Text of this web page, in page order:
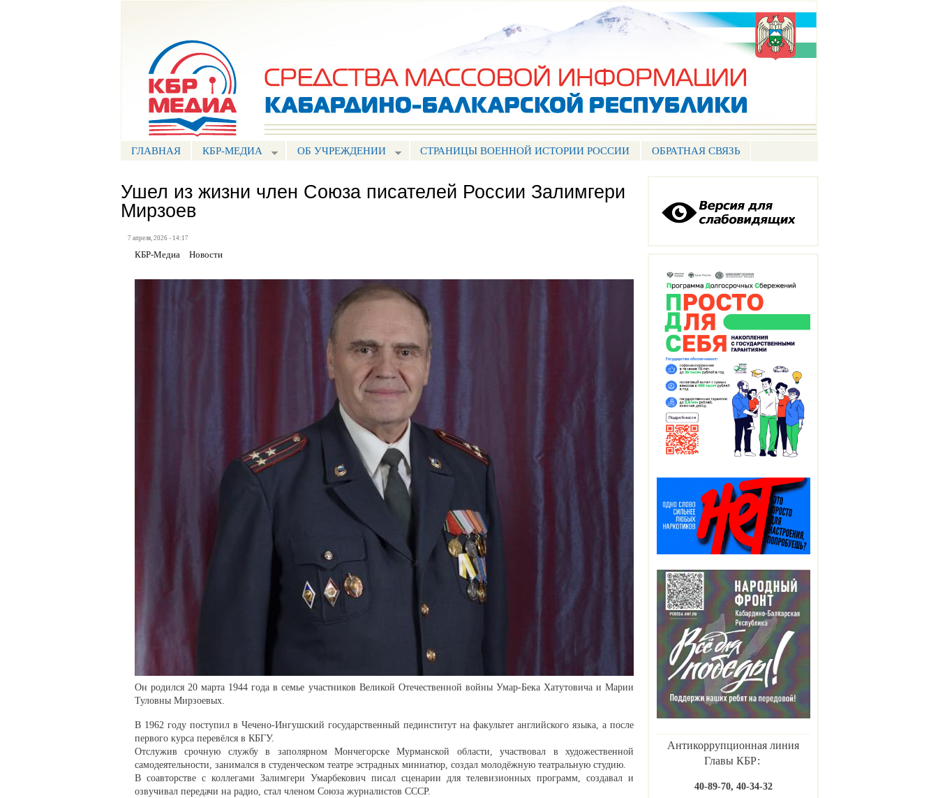
ГЛАВНАЯ КБР-МЕДИА ОБ УЧРЕЖДЕНИИ СТРАНИЦЫ ВОЕННОЙ ИСТОРИИ РОССИИ ОБРАТНАЯ СВЯЗЬ
Антикоррупционная линия
Главы КБР:
40-89-70, 40-34-32
Ушел из жизни член Союза писателей России Залимгери
Мирзоев
7 апреля, 2026 - 14:17
КБР-Медиа Новости
Он родился 20 марта 1944 года в семье участников Великой Отечественной войны Умар-Бека Хатутовича и Марии
Туловны Мирзоевых.
В 1962 году поступил в Чечено-Ингушский государственный пединститут на факультет английского языка, а после
первого курса перевёлся в КБГУ.
Отслужив срочную службу в заполярном Мончегорске Мурманской области, участвовал в художественной
самодеятельности, занимался в студенческом театре эстрадных миниатюр, создал молодёжную театральную студию.
В соавторстве с коллегами Залимгери Умарбекович писал сценарии для телевизионных программ, создавал и
озвучивал передачи на радио, стал членом Союза журналистов СССР.